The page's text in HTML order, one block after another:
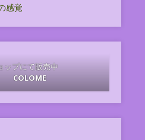
感覚
ップにて販売中
COLOME